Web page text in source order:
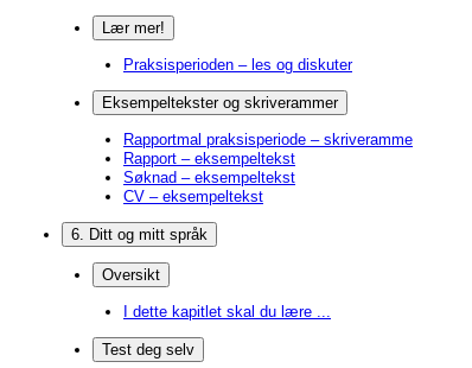
Lær mer!
Praksisperioden – les og diskuter
Eksempeltekster og skriverammer
Rapportmal praksisperiode – skriveramme
Rapport – eksempeltekst
Søknad – eksempeltekst
CV – eksempeltekst
6. Ditt og mitt språk
Oversikt
I dette kapitlet skal du lære ...
Test deg selv